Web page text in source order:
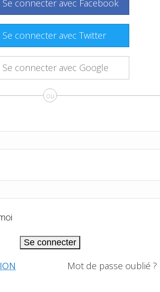
Se connecter avec Facebook
Se connecter avec Twitter
Se connecter avec Google
ou
Se connecter
Mot de passe oublié ?